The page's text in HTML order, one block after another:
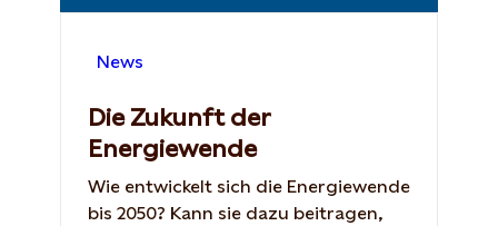
News
Die Zukunft der
Energiewende
Wie entwickelt sich die Energiewende
bis 2050? Kann sie dazu beitragen,